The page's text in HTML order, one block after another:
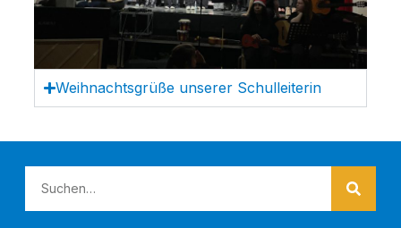
Weih­nachts­grü­ße unse­rer Schulleiterin